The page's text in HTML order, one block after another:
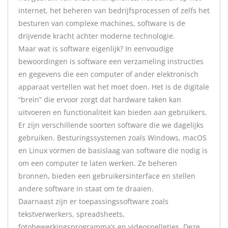
internet, het beheren van bedrijfsprocessen of zelfs het
besturen van complexe machines, software is de
drijvende kracht achter moderne technologie.
Maar wat is software eigenlijk? In eenvoudige
bewoordingen is software een verzameling instructies
en gegevens die een computer of ander elektronisch
apparaat vertellen wat het moet doen. Het is de digitale
“brein” die ervoor zorgt dat hardware taken kan
uitvoeren en functionaliteit kan bieden aan gebruikers.
Er zijn verschillende soorten software die we dagelijks
gebruiken. Besturingssystemen zoals Windows, macOS
en Linux vormen de basislaag van software die nodig is
om een computer te laten werken. Ze beheren
bronnen, bieden een gebruikersinterface en stellen
andere software in staat om te draaien.
Daarnaast zijn er toepassingssoftware zoals
tekstverwerkers, spreadsheets,